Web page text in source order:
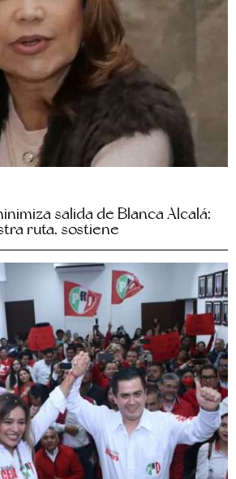
salida de Blanca Alcalá;
ruta, sostiene